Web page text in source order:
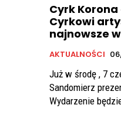
Cyrk
Cyrkowi
najnowsze
AKTUALNOŚCI
Już w środę , 7
Sandomierz
Wydarzenie